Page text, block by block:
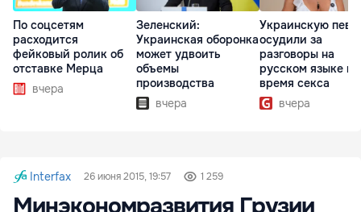
По соцсетям
расходится
фейковый ролик об
отставке Мерца
вчера
Зеленский:
Украинская оборонка
может удвоить
объемы
производства
вчера
Украинскую
осудили за
разговоры на
русском языке во
время секса
вчера
Interfax 26 июня 2015, 19:57 1 259
Минэкономразвития Грузии